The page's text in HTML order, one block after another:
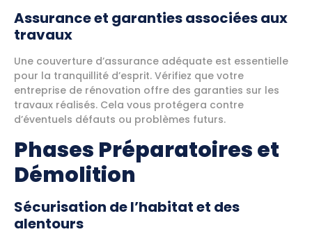
Assurance et garanties associées aux
travaux
Une couverture d’assurance adéquate est essentielle
pour la tranquillité d’esprit. Vérifiez que votre
entreprise de rénovation offre des garanties sur les
travaux réalisés. Cela vous protégera contre
d’éventuels défauts ou problèmes futurs.
Phases Préparatoires et
Démolition
Sécurisation de l’habitat et des
alentours